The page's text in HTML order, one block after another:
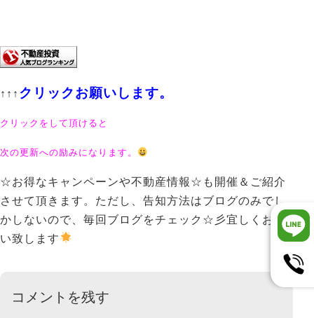
↑↑↑ クリックお願いします。
クリックをして頂けると
次の更新への励みになります。
☆お得なキャンペーンや不動産情報☆も開催＆ご紹介
させて頂きます。ただし、告知方法はブログのみでし
かしないので、毎回ブログをチェック☆彡宜しくお願
い致します
コメントを残す